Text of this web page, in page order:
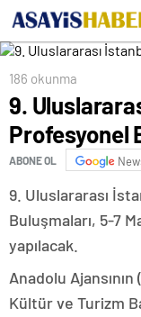
186 okunma
9.
Profesyonel
ABONE OL
9. Uluslararası
Buluşmaları, 5-7
yapılacak.
Anadolu
Kültür ve Turizm